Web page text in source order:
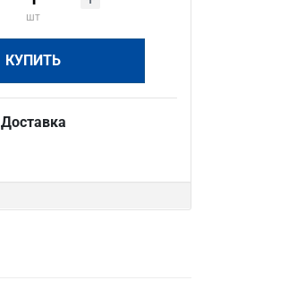
шт
КУПИТЬ
Доставка